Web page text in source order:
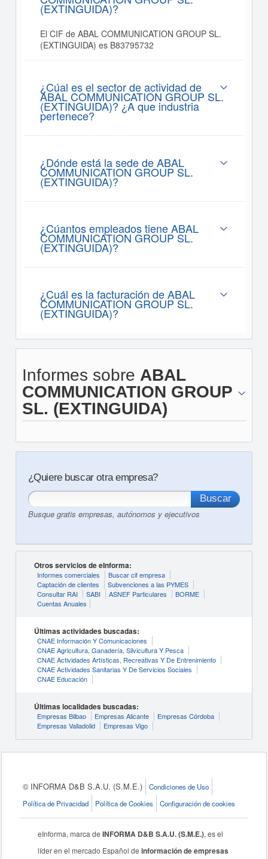
(EXTINGUIDA)?
El CIF de ABAL COMMUNICATION GROUP SL.
(EXTINGUIDA) es B83795732
¿Cúal es el sector de actividad de
ABAL COMMUNICATION GROUP SL.
(EXTINGUIDA)? ¿A que industria
pertenece?
¿Dónde está la sede de ABAL
COMMUNICATION GROUP SL.
(EXTINGUIDA)?
¿Cúantos empleados tiene ABAL
COMMUNICATION GROUP SL.
(EXTINGUIDA)?
¿Cuál es la facturación de ABAL
COMMUNICATION GROUP SL.
(EXTINGUIDA)?
Informes sobre ABAL
COMMUNICATION GROUP
SL. (EXTINGUIDA)
¿Quiere buscar otra empresa?
Busque gratis empresas, autónomos y ejecutivos
Otros servicios de eInforma:
Informes comerciales
Buscar cif empresa
Captación de clientes
Subvenciones a las PYMES
Consultar RAI
SABI ASNEF Particulares
BORME
Cuentas Anuales
Últimas actividades buscadas:
CNAE Información Y Comunicaciones
CNAE Agricultura, Ganadería, Silvicultura Y Pesca
CNAE Actividades Artísticas, Recreativas Y De Entrenimiento
CNAE Actividades Sanitarias Y De Servicios Sociales
CNAE Educación
Últimas localidades buscadas:
Empresas Bilbao Empresas Alicante
Empresas Córdoba
Empresas Valladolid
Empresas Vigo
© INFORMA D&B S.A.U. (S.M.E.)
Condiciones de Uso
Política de Privacidad
Política de Cookies Configuración de cookies
eInforma, marca deINFORMA D&B S.A.U. (S.M.E.), es el
líder en el mercado Español deinformación de empresas